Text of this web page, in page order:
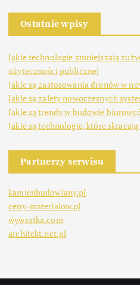
Ostatnie wpisy
Jakie technologie zmniejszają
użyteczności publicznej
Jakie są zastosowania dronów w
Jakie są zalety nowoczesnych
Jakie są trendy w budowie
Jakie są technologie, które
Partnerzy serwisu
kamienbudowlany.pl
ceny-materialow.pl
wywrotka.com
architekt.net.pl